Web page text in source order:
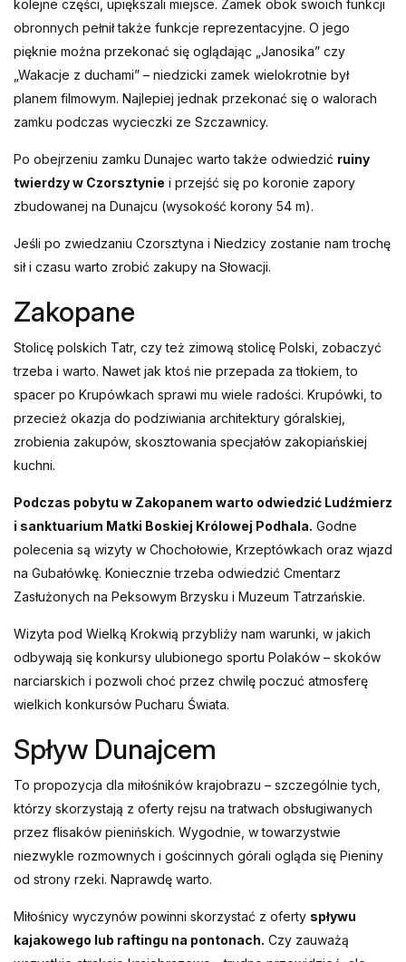
kolejne części, upiększali miejsce. Zamek obok swoich funkcji
obronnych pełnił także funkcje reprezentacyjne. O jego
pięknie można przekonać się oglądając „Janosika” czy
„Wakacje z duchami” – niedzicki zamek wielokrotnie był
planem filmowym. Najlepiej jednak przekonać się o walorach
zamku podczas wycieczki ze Szczawnicy.
Po obejrzeniu zamku Dunajec warto także odwiedzić ruiny
twierdzy w Czorsztynie i przejść się po koronie zapory
zbudowanej na Dunajcu (wysokość korony 54 m).
Jeśli po zwiedzaniu Czorsztyna i Niedzicy zostanie nam trochę
sił i czasu warto zrobić zakupy na Słowacji.
Zakopane
Stolicę polskich Tatr, czy też zimową stolicę Polski, zobaczyć
trzeba i warto. Nawet jak ktoś nie przepada za tłokiem, to
spacer po Krupówkach sprawi mu wiele radości. Krupówki, to
przecież okazja do podziwiania architektury góralskiej,
zrobienia zakupów, skosztowania specjałów zakopiańskiej
kuchni.
Podczas pobytu w Zakopanem warto odwiedzić Ludźmierz
i sanktuarium Matki Boskiej Królowej Podhala. Godne
polecenia są wizyty w Chochołowie, Krzeptówkach oraz wjazd
na Gubałówkę. Koniecznie trzeba odwiedzić Cmentarz
Zasłużonych na Peksowym Brzysku i Muzeum Tatrzańskie.
Wizyta pod Wielką Krokwią przybliży nam warunki, w jakich
odbywają się konkursy ulubionego sportu Polaków – skoków
narciarskich i pozwoli choć przez chwilę poczuć atmosferę
wielkich konkursów Pucharu Świata.
Spływ Dunajcem
To propozycja dla miłośników krajobrazu – szczególnie tych,
którzy skorzystają z oferty rejsu na tratwach obsługiwanych
przez flisaków pienińskich. Wygodnie, w towarzystwie
niezwykle rozmownych i gościnnych górali ogląda się Pieniny
od strony rzeki. Naprawdę warto.
Miłośnicy wyczynów powinni skorzystać z oferty spływu
kajakowego lub raftingu na pontonach. Czy zauważą